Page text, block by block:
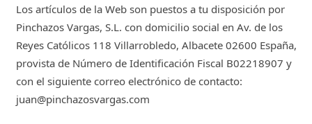
Los artículos de la Web son puestos a tu disposición por
Pinchazos Vargas, S.L. con domicilio social en Av. de los
Reyes Católicos 118 Villarrobledo, Albacete 02600 España,
provista de Número de Identificación Fiscal B02218907 y
con el siguiente correo electrónico de contacto:
juan@pinchazosvargas.com